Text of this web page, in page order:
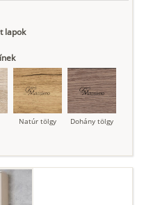
lapok
Natúr tölgy Dohány tölgy